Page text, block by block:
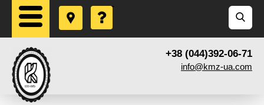
+38 (044)392-06-71
info@kmz-ua.com